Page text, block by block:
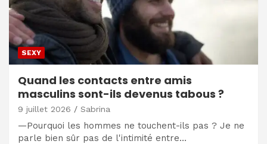
SEXY
Quand les contacts entre amis
masculins sont-ils devenus tabous ?
9 juillet 2026 Sabrina
—Pourquoi les hommes ne touchent-ils pas ? Je ne
parle bien sûr pas de l'intimité entre…